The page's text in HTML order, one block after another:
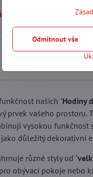
našich 'Hodiny
prvek vašeho prostoru.
vysokou funkčnost
důležitý dekorativní
různé styly od
obývací pokoje nebo
hodiny s
Odmítnout vše